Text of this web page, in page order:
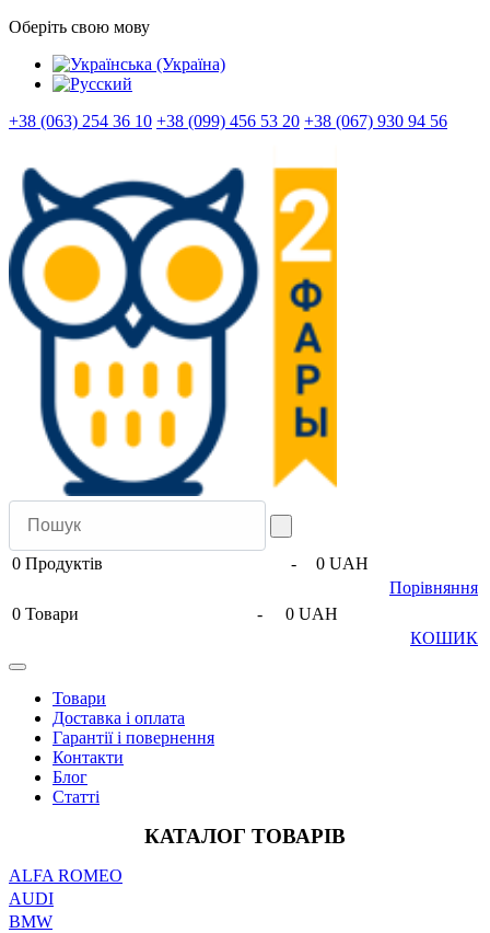
Оберіть свою мову
+38 (063) 254 36 10 +38 (099) 456 53 20 +38 (067) 930 94 56
0 Продуктів -
0 UAH
Порівняння
0 Товари -
0 UAH
КОШИК
Товари
Доставка і оплата
Гарантії і повернення
Контакти
Блог
Статті
КАТАЛОГ ТОВАРІВ
ALFA ROMEO
AUDI
BMW